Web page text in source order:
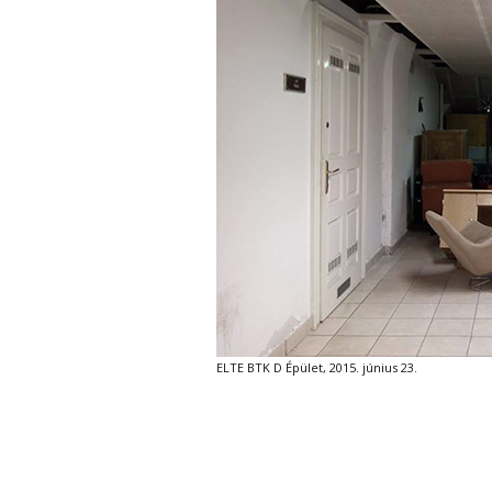
ELTE BTK D Épület, 2015. június 23.